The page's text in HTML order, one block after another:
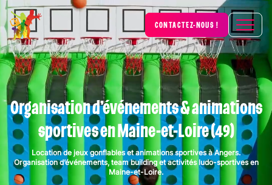
CONTACTEZ-NOUS !
Organisation d’événements & animations
sportives en Maine-et-Loire (49)
Location de jeux gonflables et animations sportives à Angers.
Organisation d’événements, team building et activités ludo-sportives en
Maine-et-Loire.